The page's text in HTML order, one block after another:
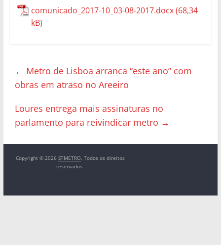
comunicado_2017-10_03-08-2017.docx
← Metro de Lisboa arranca “este ano” com
obras em atraso no Areeiro
Loures entrega mais assinaturas no
parlamento para reivindicar metro →
Copyright © 2026 STMETRO. Todos os direitos
reservados.